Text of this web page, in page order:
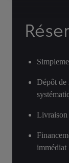
Dépôt de
Livraison
immédiat